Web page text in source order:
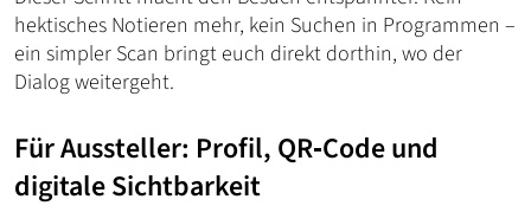
hektisches Notieren mehr, kein Suchen in Programmen –
ein simpler Scan bringt euch direkt dorthin, wo der
Dialog weitergeht.
Für Aussteller: Profil, QR‑Code und
digitale Sichtbarkeit